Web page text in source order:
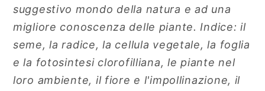
suggestivo mondo della natura e ad una
migliore conoscenza delle piante. Indice: il
seme, la radice, la cellula vegetale, la foglia
e la fotosintesi clorofilliana, le piante nel
loro ambiente, il fiore e l'impollinazione, il